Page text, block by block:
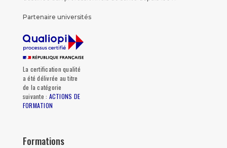
Partenaire universités
La certification qualité
a été délivrée au titre
de la catégorie
suivante : ACTIONS DE
FORMATION
Formations